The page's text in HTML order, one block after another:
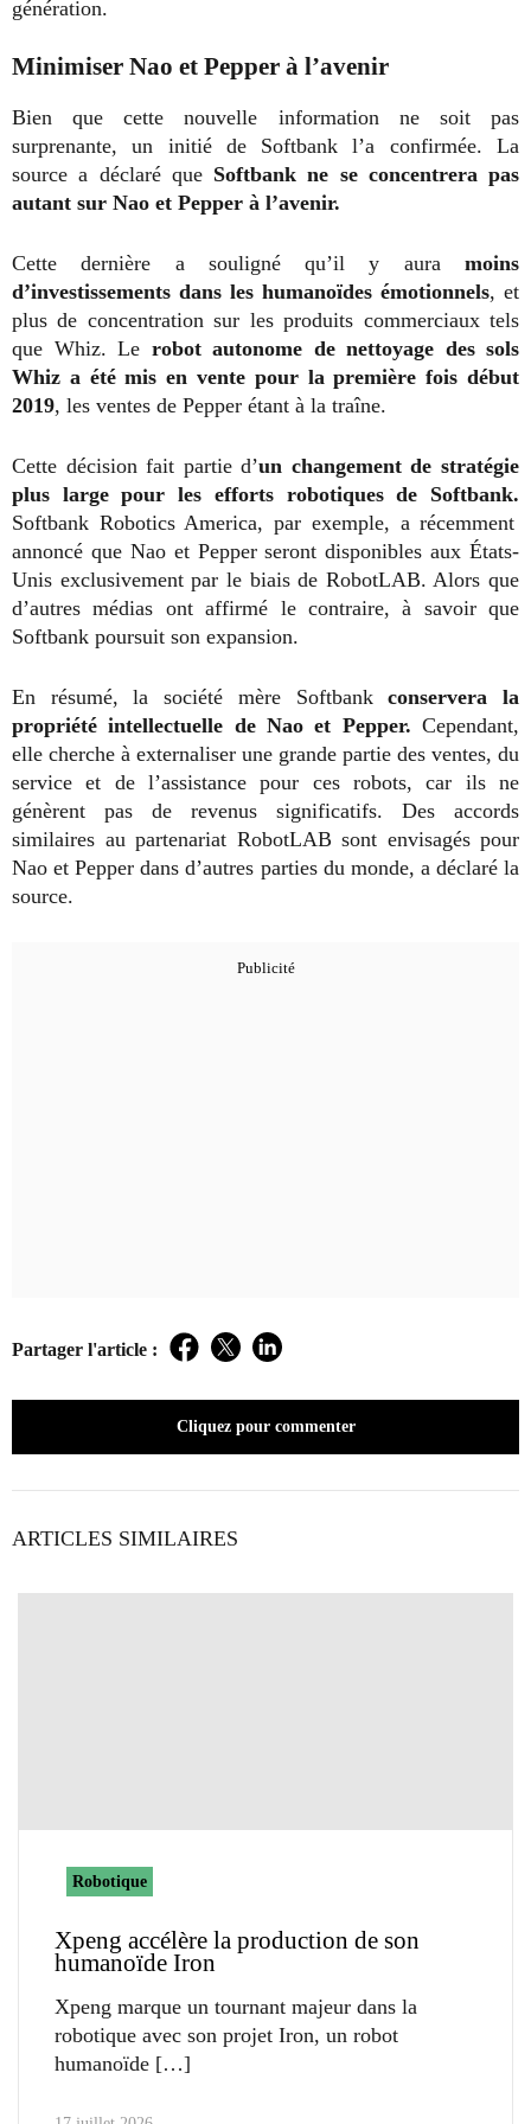
génération.
Minimiser Nao et Pepper à l’avenir
Bien que cette nouvelle information ne soit pas
surprenante, un initié de Softbank l’a confirmée. La
source a déclaré que Softbank ne se concentrera pas
autant sur Nao et Pepper à l’avenir.
Cette dernière a souligné qu’il y aura moins
d’investissements dans les humanoïdes émotionnels, et
plus de concentration sur les produits commerciaux tels
que Whiz. Le robot autonome de nettoyage des sols
Whiz a été mis en vente pour la première fois début
2019, les ventes de Pepper étant à la traîne.
Cette décision fait partie d’un changement de stratégie
plus large pour les efforts robotiques de Softbank.
Softbank Robotics America, par exemple, a récemment
annoncé que Nao et Pepper seront disponibles aux États-
Unis exclusivement par le biais de RobotLAB. Alors que
d’autres médias ont affirmé le contraire, à savoir que
Softbank poursuit son expansion.
En résumé, la société mère Softbankconservera la
propriété intellectuelle de Nao et Pepper. Cependant,
elle cherche à externaliser une grande partie des ventes, du
service et de l’assistance pour ces robots, car ils ne
génèrent pas de revenus significatifs. Des accords
similaires au partenariat RobotLAB sont envisagés pour
Nao et Pepper dans d’autres parties du monde, a déclaré la
source.
Partager l'article : Facebook
TwitterLinkedIn
Cliquez pour commenter
ARTICLES SIMILAIRES
Robotique
Xpeng accélère la production de son
humanoïde Iron
Xpeng marque un tournant majeur dans la
robotique avec son projet Iron, un robot
humanoïde